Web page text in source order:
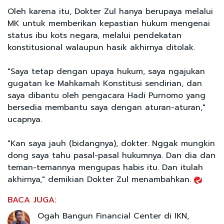
Oleh karena itu, Dokter Zul hanya berupaya melalui
MK untuk memberikan kepastian hukum mengenai
status ibu kots negara, melalui pendekatan
konstitusional walaupun hasik akhirnya ditolak.
"Saya tetap dengan upaya hukum, saya ngajukan
gugatan ke Mahkamah Konstitusi sendirian, dan
saya dibantu oleh pengacara Hadi Purnomo yang
bersedia membantu saya dengan aturan-aturan,"
ucapnya.
"Kan saya jauh (bidangnya), dokter. Nggak mungkin
dong saya tahu pasal-pasal hukumnya. Dan dia dan
teman-temannya mengupas habis itu. Dan itulah
akhirnya," demikian Dokter Zul menambahkan.
BACA JUGA:
Ogah Bangun Financial Center di IKN,